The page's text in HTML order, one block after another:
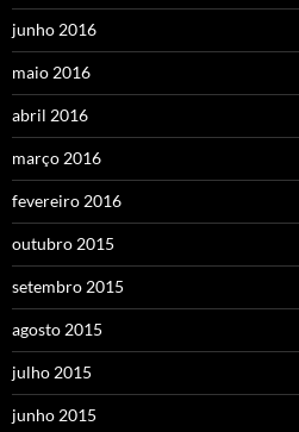
junho 2016
maio 2016
abril 2016
março 2016
fevereiro 2016
outubro 2015
setembro 2015
agosto 2015
julho 2015
junho 2015